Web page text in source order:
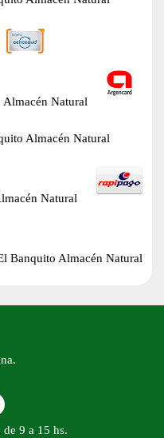
9 a 15 hs.